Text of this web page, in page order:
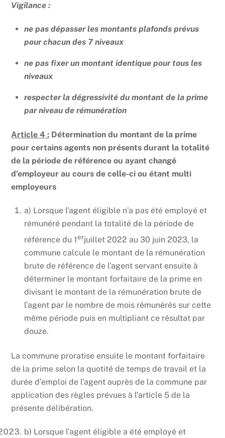
Vigilance :
ne pas dépasser les montants plafonds prévus
pour chacun des 7 niveaux
ne pas fixer un montant identique pour tous les
niveaux
respecter la dégressivité du montant de la prime
par niveau de rémunération
Article 4 : Détermination du montant de la prime
pour certains agents non présents durant la totalité
de la période de référence ou ayant changé
d’employeur au cours de celle-ci ou étant multi
employeurs
a) Lorsque l’agent éligible n’a pas été employé et
rémunéré pendant la totalité de la période de
référence du 1erjuillet 2022 au 30 juin 2023, la
commune calcule le montant de la rémunération
brute de référence de l’agent servant ensuite à
déterminer le montant forfaitaire de la prime en
divisant le montant de la rémunération brute de
l’agent par le nombre de mois rémunérés sur cette
même période puis en multipliant ce résultat par
douze.
La commune proratise ensuite le montant forfaitaire
de la prime selon la quotité de temps de travail et la
durée d’emploi de l’agent auprès de la commune par
application des règles prévues à l’article 5 de la
présente délibération.
b) Lorsque l’agent éligible a été employé et